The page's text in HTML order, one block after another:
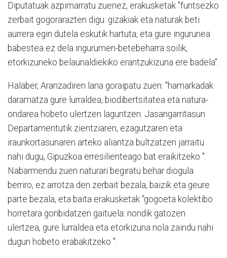
Diputatuak azpimarratu zuenez, erakusketak "funtsezko
zerbait gogorarazten digu: gizakiak eta naturak beti
aurrera egin dutela eskutik hartuta, eta gure ingurunea
babestea ez dela ingurumen-betebeharra soilik,
etorkizuneko belaunaldiekiko erantzukizuna ere badela".
Halaber, Aranzadiren lana goraipatu zuen: "hamarkadak
daramatza gure lurraldea, biodibertsitatea eta natura-
ondarea hobeto ulertzen laguntzen. Jasangarritasun
Departamentutik zientziaren, ezagutzaren eta
iraunkortasunaren arteko aliantza bultzatzen jarraitu
nahi dugu, Gipuzkoa erresilienteago bat eraikitzeko ".
Nabarmendu zuen naturari begiratu behar diogula
berriro, ez arrotza den zerbait bezala, baizik eta geure
parte bezala, eta baita erakusketak "gogoeta kolektibo
horretara gonbidatzen gaituela: nondik gatozen
ulertzea, gure lurraldea eta etorkizuna nola zaindu nahi
dugun hobeto erabakitzeko ".